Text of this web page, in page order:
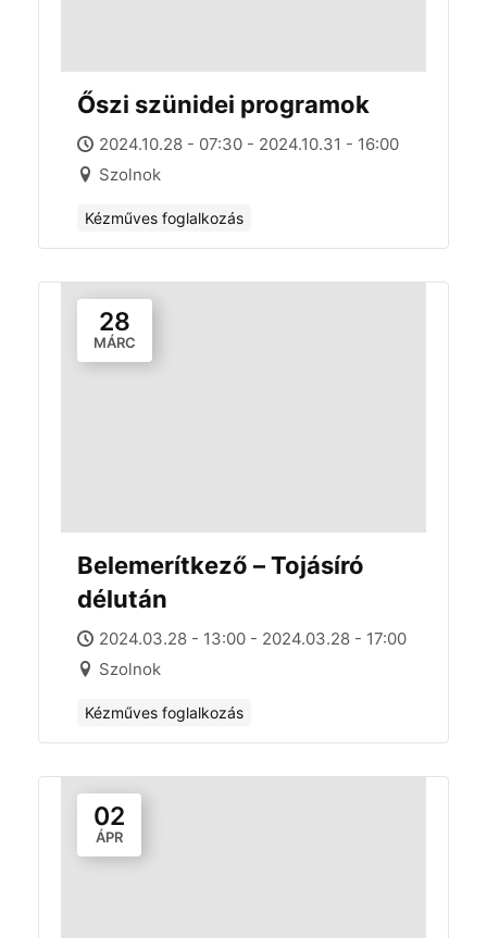
Őszi szünidei programok
2024.10.28 - 07:30 - 2024.10.31 - 16:00
Szolnok
Kézműves foglalkozás
28
MÁRC
Belemerítkező – Tojásíró
délután
2024.03.28 - 13:00 - 2024.03.28 - 17:00
Szolnok
Kézműves foglalkozás
02
ÁPR